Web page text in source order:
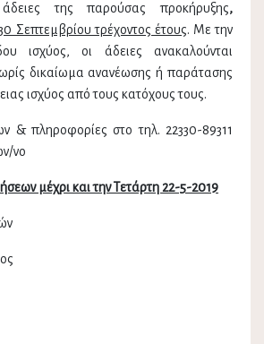
άδειες της παρούσας προκήρυξης,
Σεπτεμβρίου τρέχοντος έτους. Με την
ισχύος, οι άδειες ανακαλούνται
δικαίωμα ανανέωσης ή παράτασης
ισχύος από τους κατόχους τους.
& πληροφορίες στο τηλ. 22330-89311
νο
μέχρι και την Τετάρτη 22-5-2019